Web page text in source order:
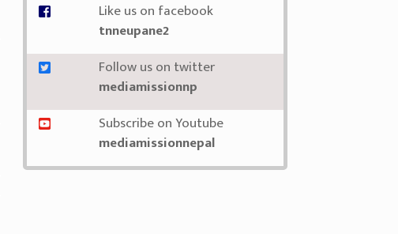
Like us on facebook
tnneupane2
Follow us on twitter
mediamissionnp
Subscribe on Youtube
mediamissionnepal